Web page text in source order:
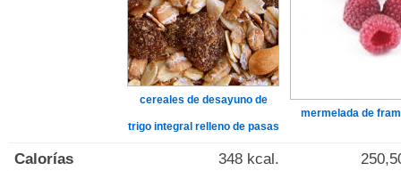
cereales de desayuno de
trigo integral relleno de pasas
mermelada de
Calorías 348 kcal.